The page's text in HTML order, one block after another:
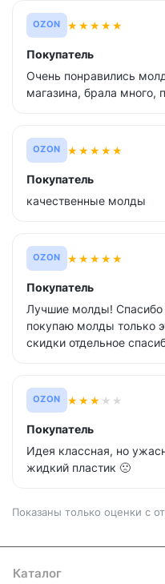
OZON ★★★★★
Покупатель
Очень понравились
магазина, брала много,
OZON ★★★★★
Покупатель
качественные молды
OZON ★★★★★
Покупатель
Лучшие молды! Спасибо
покупаю молды только
скидки отдельное
OZON ★★★ ★ ★
Покупатель
Идея классная, но
жидкий пластик 🙁
Показаны только оценки с
Каталог